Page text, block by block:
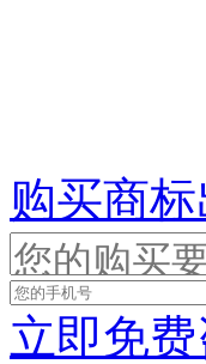
购买商标
立即免